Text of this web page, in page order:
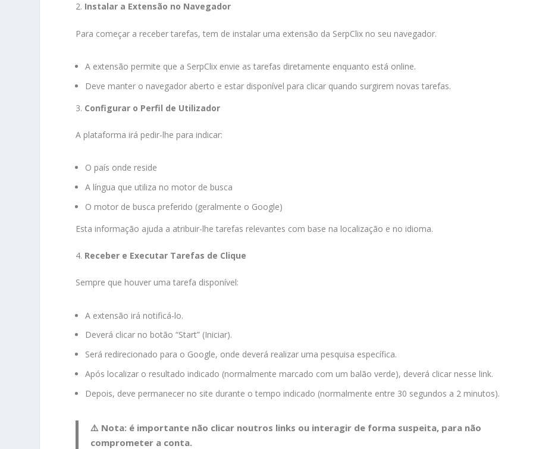
2. Instalar a Extensão no Navegador
Para começar a receber tarefas, tem de instalar uma extensão da SerpClix no seu navegador.
A extensão permite que a SerpClix envie as tarefas diretamente enquanto está online.
Deve manter o navegador aberto e estar disponível para clicar quando surgirem novas tarefas.
3. Configurar o Perfil de Utilizador
A plataforma irá pedir-lhe para indicar:
O país onde reside
A língua que utiliza no motor de busca
O motor de busca preferido (geralmente o Google)
Esta informação ajuda a atribuir-lhe tarefas relevantes com base na localização e no idioma.
4. Receber e Executar Tarefas de Clique
Sempre que houver uma tarefa disponível:
A extensão irá notificá-lo.
Deverá clicar no botão “Start” (Iniciar).
Será redirecionado para o Google, onde deverá realizar uma pesquisa específica.
Após localizar o resultado indicado (normalmente marcado com um balão verde), deverá clicar nesse link.
Depois, deve permanecer no site durante o tempo indicado (normalmente entre 30 segundos a 2 minutos).
⚠️ Nota: é importante não clicar noutros links ou interagir de forma suspeita, para não
comprometer a conta.